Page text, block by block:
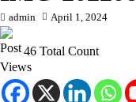
admin April 1, 2024
46 Total Count